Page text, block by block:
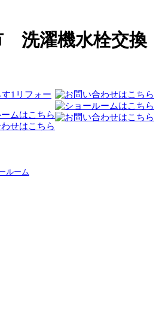
洗濯機水栓交換
1リフォー
ルーム